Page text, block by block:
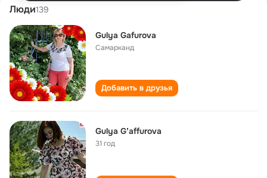
Люди139
Gulya Gafurova
Самарканд
Добавить в друзья
Gulya Gʼaffurova
31 год